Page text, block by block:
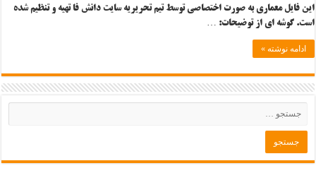
این فایل معماری به صورت اختصاصی توسط تیم تحریریه سایت دانش فا تهیه و تنظیم شده
است. گوشه ای از توضیحات: …
ادامه نوشته »